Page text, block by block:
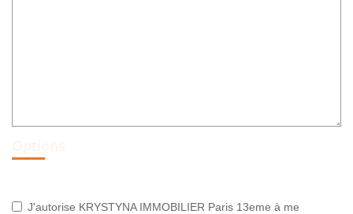
J'autorise KRYSTYNA IMMOBILIER Paris 13eme à me